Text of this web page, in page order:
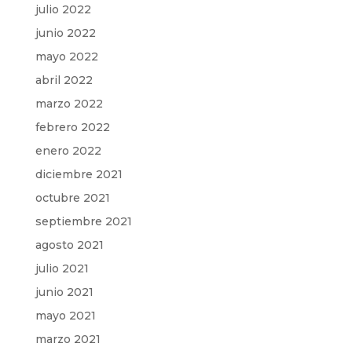
julio 2022
junio 2022
mayo 2022
abril 2022
marzo 2022
febrero 2022
enero 2022
diciembre 2021
octubre 2021
septiembre 2021
agosto 2021
julio 2021
junio 2021
mayo 2021
marzo 2021